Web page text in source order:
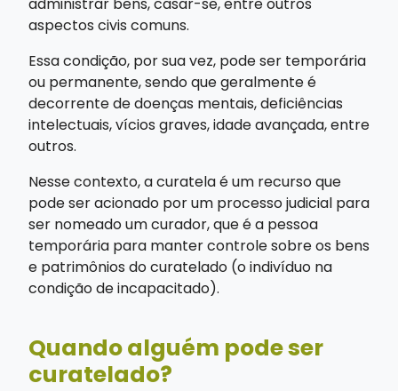
aspectos civis comuns.
Essa condição, por sua vez, pode ser temporária
ou permanente, sendo que geralmente é
decorrente de doenças mentais, deficiências
intelectuais, vícios graves, idade avançada, entre
outros.
Nesse contexto, a curatela é um recurso que
pode ser acionado por um processo judicial para
ser nomeado um curador, que é a pessoa
temporária para manter controle sobre os bens
e patrimônios do curatelado (o indivíduo na
condição de incapacitado).
Quando alguém pode ser
curatelado?